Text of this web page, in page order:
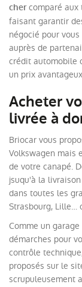
chercomparé aux
faisant garantir
négocié pour
auprès de
crédit automobile
un prix
Acheter
livrée à
Briocar vous
Volkswagen mais
de votre canapé.
jsuqu'à la
dans toutes les
Strasbourg, Lille…
Comme un
démarches pour
contrôle
proposés sur le
scrupuleusement